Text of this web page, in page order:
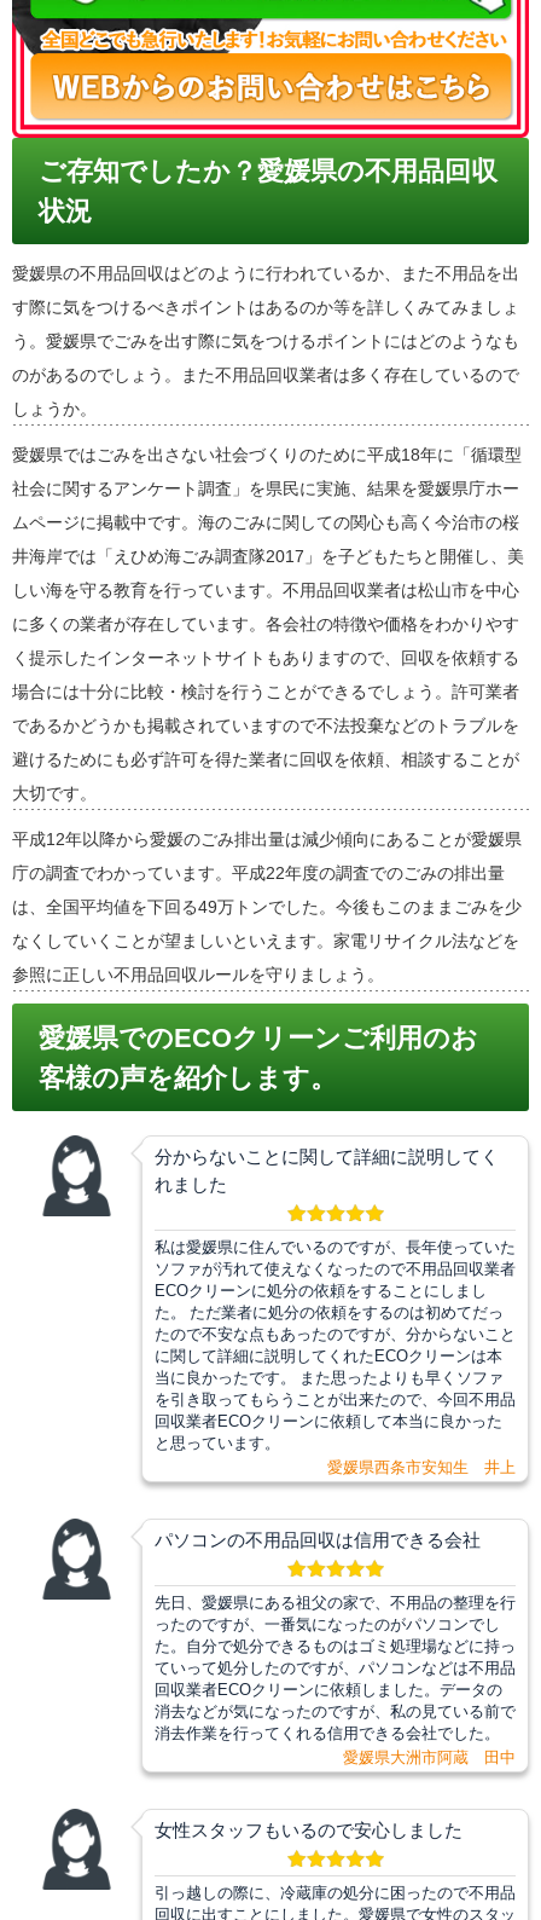
ご存知でしたか？愛媛県の不用品回収
状況
愛媛県の不用品回収はどのように行われているか、また不用品を出
す際に気をつけるべきポイントはあるのか等を詳しくみてみましょ
う。愛媛県でごみを出す際に気をつけるポイントにはどのようなも
のがあるのでしょう。また不用品回収業者は多く存在しているので
しょうか。
愛媛県ではごみを出さない社会づくりのために平成18年に「循環型
社会に関するアンケート調査」を県民に実施、結果を愛媛県庁ホー
ムページに掲載中です。海のごみに関しての関心も高く今治市の桜
井海岸では「えひめ海ごみ調査隊2017」を子どもたちと開催し、美
しい海を守る教育を行っています。不用品回収業者は松山市を中心
に多くの業者が存在しています。各会社の特徴や価格をわかりやす
く提示したインターネットサイトもありますので、回収を依頼する
場合には十分に比較・検討を行うことができるでしょう。許可業者
であるかどうかも掲載されていますので不法投棄などのトラブルを
避けるためにも必ず許可を得た業者に回収を依頼、相談することが
大切です。
平成12年以降から愛媛のごみ排出量は減少傾向にあることが愛媛県
庁の調査でわかっています。平成22年度の調査でのごみの排出量
は、全国平均値を下回る49万トンでした。今後もこのままごみを少
なくしていくことが望ましいといえます。家電リサイクル法などを
参照に正しい不用品回収ルールを守りましょう。
愛媛県でのECOクリーンご利用のお
客様の声を紹介します。
分からないことに関して詳細に説明してく
れました
私は愛媛県に住んでいるのですが、長年使っていた
ソファが汚れて使えなくなったので不用品回収業者
ECOクリーンに処分の依頼をすることにしまし
た。 ただ業者に処分の依頼をするのは初めてだっ
たので不安な点もあったのですが、分からないこと
に関して詳細に説明してくれたECOクリーンは本
当に良かったです。 また思ったよりも早くソファ
を引き取ってもらうことが出来たので、今回不用品
回収業者ECOクリーンに依頼して本当に良かった
と思っています。
愛媛県西条市安知生 井上
パソコンの不用品回収は信用できる会社
先日、愛媛県にある祖父の家で、不用品の整理を行
ったのですが、一番気になったのがパソコンでし
た。自分で処分できるものはゴミ処理場などに持っ
ていって処分したのですが、パソコンなどは不用品
回収業者ECOクリーンに依頼しました。データの
消去などが気になったのですが、私の見ている前で
消去作業を行ってくれる信用できる会社でした。
愛媛県大洲市阿蔵 田中
女性スタッフもいるので安心しました
引っ越しの際に、冷蔵庫の処分に困ったので不用品
回収に出すことにしました。愛媛県で女性のスタッ